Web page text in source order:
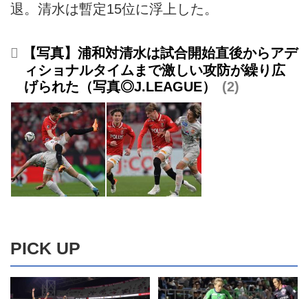
退。清水は暫定15位に浮上した。
【写真】浦和対清水は試合開始直後からアデ
ィショナルタイムまで激しい攻防が繰り広
げられた（写真◎J.LEAGUE）
2
PICK UP